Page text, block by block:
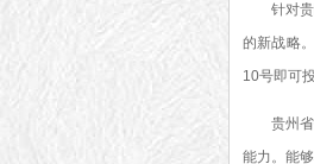
针对贵阳
的新战略
10号即可
贵州省作
能力。能